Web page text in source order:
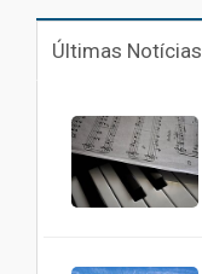
Últimas Notícias